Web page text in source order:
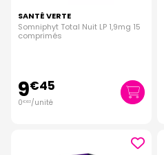
SANTÉ VERTE
Somniphyt Total Nuit LP 1,9mg 15
comprimés
9€45
0€63/unité